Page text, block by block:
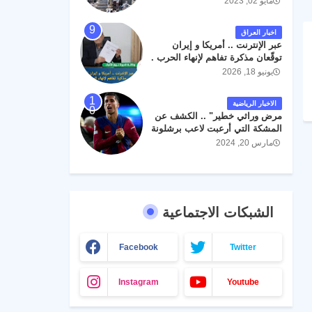
اخبار العراق
عبر الإنترنت .. أمريكا و إيران
توقّعان مذكرة تفاهم لإنهاء الحرب .
يونيو 18, 2026
الاخبار الرياضية
مرض وراثي خطير" .. الكشف عن
المشكة التي أرعبت لاعب برشلونة
جواو كانسيلو
مارس 20, 2024
الشبكات الاجتماعية
Facebook Twitter
Instagram Youtube